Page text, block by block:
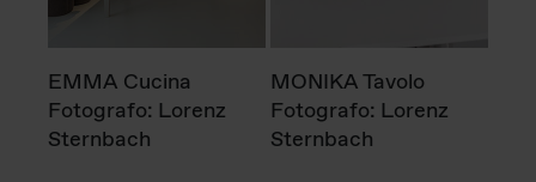
EMMA Cucina
Fotografo: Lorenz
Sternbach
MONIKA Tavolo
Fotografo: Lorenz
Sternbach